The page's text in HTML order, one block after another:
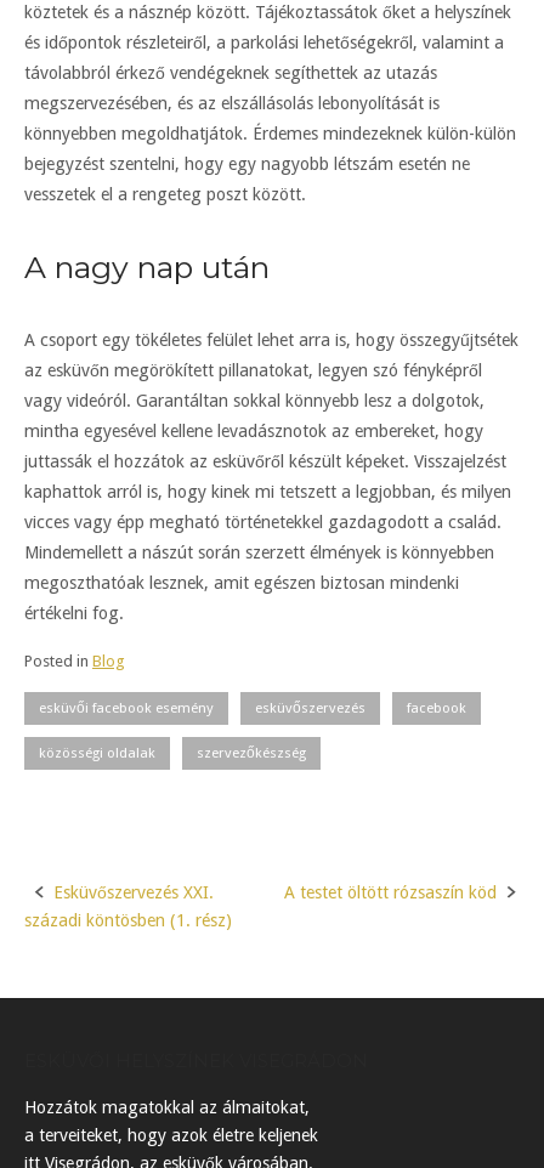
köztetek és a násznép között. Tájékoztassátok őket a helyszínek
és időpontok részleteiről, a parkolási lehetőségekről, valamint a
távolabbról érkező vendégeknek segíthettek az utazás
megszervezésében, és az elszállásolás lebonyolítását is
könnyebben megoldhatjátok. Érdemes mindezeknek külön-külön
bejegyzést szentelni, hogy egy nagyobb létszám esetén ne
vesszetek el a rengeteg poszt között.
A nagy nap után
A csoport egy tökéletes felület lehet arra is, hogy összegyűjtsétek
az esküvőn megörökített pillanatokat, legyen szó fényképről
vagy videóról. Garantáltan sokkal könnyebb lesz a dolgotok,
mintha egyesével kellene levadásznotok az embereket, hogy
juttassák el hozzátok az esküvőről készült képeket. Visszajelzést
kaphattok arról is, hogy kinek mi tetszett a legjobban, és milyen
vicces vagy épp megható történetekkel gazdagodott a család.
Mindemellett a nászút során szerzett élmények is könnyebben
megoszthatóak lesznek, amit egészen biztosan mindenki
értékelni fog.
Posted in Blog
esküvői facebook esemény esküvőszervezés facebook
közösségi oldalak szervezőkészség
Post
Esküvőszervezés XXI.
századi köntösben (1. rész)
A testet öltött rózsaszín köd
Hozzátok magatokkal az álmaitokat,
a terveiteket, hogy azok életre keljenek
itt Visegrádon, az esküvők városában.